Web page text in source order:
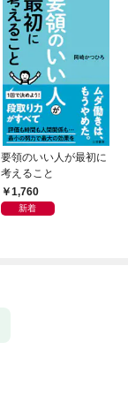
要領のいい人が最初に
考えること
1,760
新着